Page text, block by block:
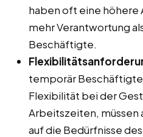
haben oft eine höhere
mehr Verantwortung
Beschäftigte.
temporär
Flexibilität bei der
Arbeitszeiten,
auf die Bedürfnisse